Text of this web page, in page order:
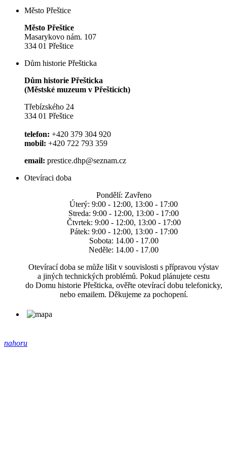
Město Přeštice
Město Přeštice
Masarykovo nám. 107
334 01 Přeštice
Dům historie Přešticka
Dům historie Přešticka
(Městské muzeum v Přešticích)
Třebízského 24
334 01 Přeštice
telefon: +420 379 304 920
mobil: +420 722 793 359
email: prestice.dhp@seznam.cz
Otevíraci doba
Pondělí: Zavřeno
Úterý: 9:00 - 12:00, 13:00 - 17:00
Streda: 9:00 - 12:00, 13:00 - 17:00
Čtvrtek: 9:00 - 12:00, 13:00 - 17:00
Pátek: 9:00 - 12:00, 13:00 - 17:00
Sobota: 14.00 - 17.00
Neděle: 14.00 - 17.00
Otevírací doba se může lišit v souvislosti s přípravou výstav
a jiných technických problémů. Pokud plánujete cestu
do Domu historie Přešticka, ověřte otevírací dobu telefonicky,
nebo emailem. Děkujeme za pochopení.
nahoru